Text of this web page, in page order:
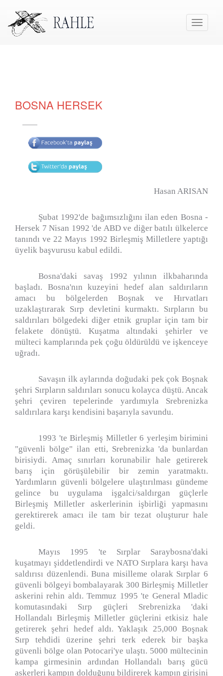
Toggle
BOSNA HERSEK
Hasan ARISAN
Şubat 1992'de bağımsızlığını ilan eden Bosna -
Hersek 7 Nisan 1992 'de ABD ve diğer batılı ülkelerce
tanındı ve 22 Mayıs 1992 Birleşmiş Milletlere yaptığı
üyelik başvurusu kabul edildi.
Bosna'daki savaş 1992 yılının ilkbaharında
başladı. Bosna'nın kuzeyini hedef alan saldırıların
amacı bu bölgelerden Boşnak ve Hırvatları
uzaklaştırarak Sırp devletini kurmaktı. Sırpların bu
saldırıları bölgedeki diğer etnik gruplar için tam bir
felakete dönüştü. Kuşatma altındaki şehirler ve
mülteci kamplarında pek çoğu öldürüldü ve işkenceye
uğradı.
Savaşın ilk aylarında doğudaki pek çok Boşnak
şehri Sırpların saldırıları sonucu kolayca düştü. Ancak
şehri çeviren tepelerinde yardımıyla Srebrenizka
saldırılara karşı kendisini başarıyla savundu.
1993 'te Birleşmiş Milletler 6 yerleşim birimini
"güvenli bölge" ilan etti, Srebrenizka 'da bunlardan
birisiydi. Amaç sınırları korunabilir hale getirerek
barış için görüşülebilir bir zemin yaratmaktı.
Yardımların güvenli bölgelere ulaştırılması gündeme
gelince bu uygulama işgalci/saldırgan güçlerle
Birleşmiş Milletler askerlerinin işbirliği yapmasını
gerektirerek amacı ile tam bir tezat oluşturur hale
geldi.
Mayıs 1995 'te Sırplar Saraybosna'daki
kuşatmayı şiddetlendirdi ve NATO Sırplara karşı hava
saldırısı düzenlendi. Buna misilleme olarak Sırplar 6
güvenli bölgeyi bombalayarak 300 Birleşmiş Milletler
askerini rehin aldı. Temmuz 1995 'te General Mladic
komutasındaki Sırp güçleri Srebrenizka 'daki
Hollandalı Birleşmiş Milletler güçlerini etkisiz hale
getirerek şehri hedef aldı. Yaklaşık 25,000 Boşnak
Sırp tehdidi üzerine şehri terk ederek bir başka
güvenli bölge olan Potocari'ye ulaştı. 5000 mültecinin
kampa girmesinin ardından Hollandalı barış gücü
askerleri kampın dolduğunu bildirerek kampın girişini